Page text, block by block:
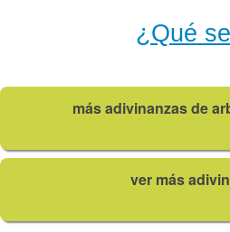
¿Qué
más adivinanzas de
ver más